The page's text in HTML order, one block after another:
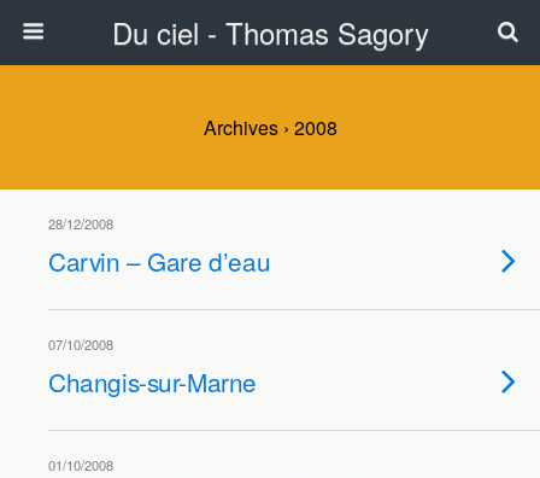
Du ciel - Thomas Sagory
Archives › 2008
28/12/2008
Carvin – Gare d’eau
07/10/2008
Changis-sur-Marne
01/10/2008